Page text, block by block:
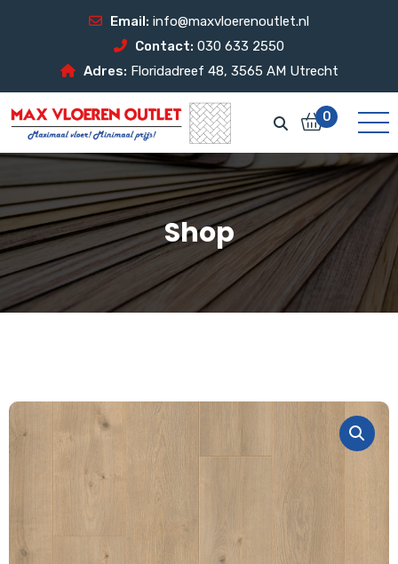
Email: info@maxvloerenoutlet.nl
Contact: 030 633 2550
Adres: Floridadreef 48, 3565 AM Utrecht
0
Shop